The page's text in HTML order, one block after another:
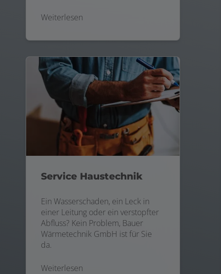
Weiterlesen
Service Haustechnik
Ein Wasserschaden, ein Leck in
einer Leitung oder ein verstopfter
Abfluss? Kein Problem, Bauer
Wärmetechnik GmbH ist für Sie
da.
Weiterlesen